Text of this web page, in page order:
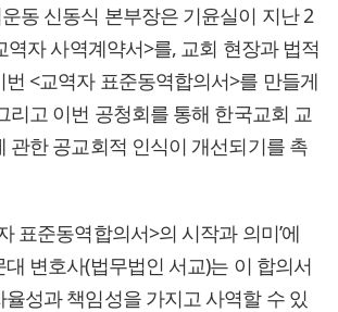
동 신동식 본부장은 기윤실이 지난 2
역자 사역계약서>를, 교회 현장과 법적
<교역자 표준동역합의서>를 만들게
리고 이번 공청회를 통해 한국교회 교
관한 공교회적 인식이 개선되기를 촉
표준동역합의서>의 시작과 의미’에
변호사(법무법인 서교)는 이 합의서
성과 책임성을 가지고 사역할 수 있